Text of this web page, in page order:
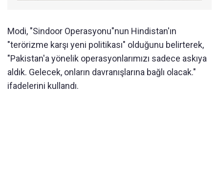
Modi, "Sindoor Operasyonu"nun Hindistan'ın
"terörizme karşı yeni politikası" olduğunu belirterek,
"Pakistan'a yönelik operasyonlarımızı sadece askıya
aldık. Gelecek, onların davranışlarına bağlı olacak."
ifadelerini kullandı.